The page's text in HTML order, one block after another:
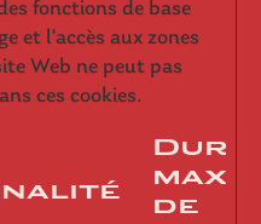
fonctions de base
et l'accès aux zones
Web ne peut pas
ces cookies.
de